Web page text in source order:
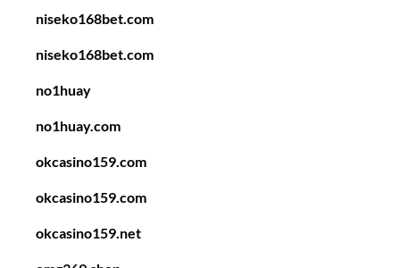
niseko168bet.com
niseko168bet.com
no1huay
no1huay.com
okcasino159.com
okcasino159.com
okcasino159.net